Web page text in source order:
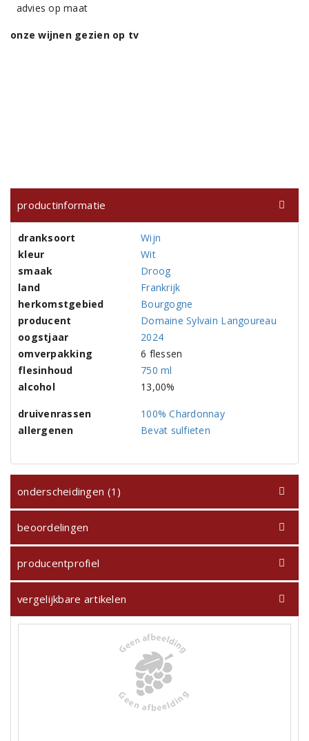
advies op maat
onze wijnen gezien op tv
productinformatie
dranksoort
Wijn
kleur
Wit
smaak
Droog
land
Frankrijk
herkomstgebied
Bourgogne
producent
Domaine Sylvain Langoureau
oogstjaar
2024
omverpakking
6 flessen
flesinhoud
750 ml
alcohol
13,00%
druivenrassen
100% Chardonnay
allergenen
Bevat sulfieten
onderscheidingen (1)
beoordelingen
producentprofiel
vergelijkbare artikelen